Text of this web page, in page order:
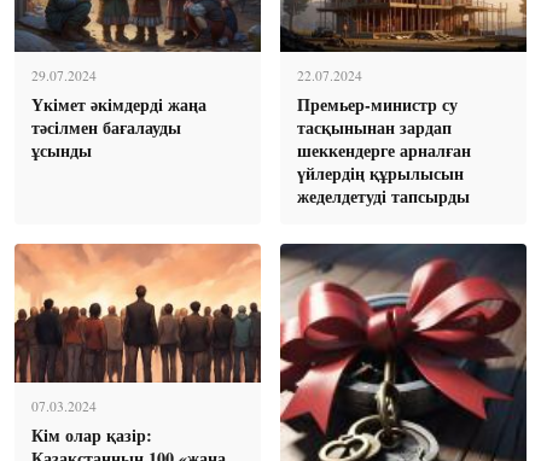
29.07.2024
Үкімет әкімдерді жаңа
тәсілмен бағалауды
ұсынды
22.07.2024
Премьер-министр су
тасқынынан зардап
шеккендерге арналған
үйлердің құрылысын
жеделдетуді тапсырды
07.03.2024
Кім олар қазір: